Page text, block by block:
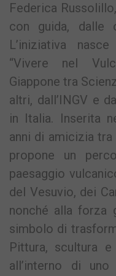
Federica
con guida, dalle
L’iniziativa
“Vivere nel
Giappone tra
altri, dall’INGV e
in Italia. Inserita
anni di amicizia
propone un
paesaggio
del Vesuvio, dei
nonché alla forza
simbolo di
Pittura, scultura e
all’interno di